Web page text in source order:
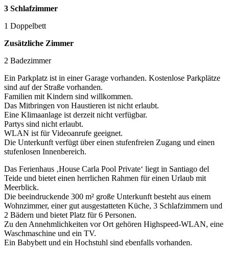
3 Schlafzimmer
1 Doppelbett
Zusätzliche Zimmer
2 Badezimmer
Ein Parkplatz ist in einer Garage vorhanden. Kostenlose Parkplätze
sind auf der Straße vorhanden.
Familien mit Kindern sind willkommen.
Das Mitbringen von Haustieren ist nicht erlaubt.
Eine Klimaanlage ist derzeit nicht verfügbar.
Partys sind nicht erlaubt.
WLAN ist für Videoanrufe geeignet.
Die Unterkunft verfügt über einen stufenfreien Zugang und einen
stufenlosen Innenbereich.
Das Ferienhaus ‚House Carla Pool Private‘ liegt in Santiago del
Teide und bietet einen herrlichen Rahmen für einen Urlaub mit
Meerblick.
Die beeindruckende 300 m² große Unterkunft besteht aus einem
Wohnzimmer, einer gut ausgestatteten Küche, 3 Schlafzimmern und
2 Bädern und bietet Platz für 6 Personen.
Zu den Annehmlichkeiten vor Ort gehören Highspeed-WLAN, eine
Waschmaschine und ein TV.
Ein Babybett und ein Hochstuhl sind ebenfalls vorhanden.